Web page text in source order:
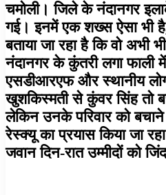
चमोली। जिले के नंदानगर
गई। इनमें एक शख्स ऐसा भी
बताया जा रहा है कि वो
नंदानगर के कुंतरी लगा फाली
एसडीआरएफ और स्थानीय
खुशकिस्मती से कुंवर सिंह तो
लेकिन उनके परिवार को
रेस्क्यू का प्रयास किया जा
जवान दिन-रात उम्मीदों को